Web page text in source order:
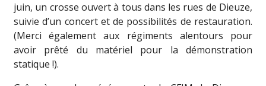
juin, un crosse ouvert à tous dans les rues de Dieuze,
suivie d’un concert et de possibilités de restauration.
(Merci également aux régiments alentours pour
avoir prêté du matériel pour la démonstration
statique !).